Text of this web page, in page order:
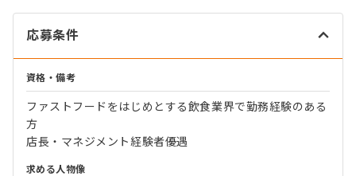
応募条件
資格・備考
ファストフードをはじめとする飲食業界で勤務経験のある
方
店長・マネジメント経験者優遇
求める人物像